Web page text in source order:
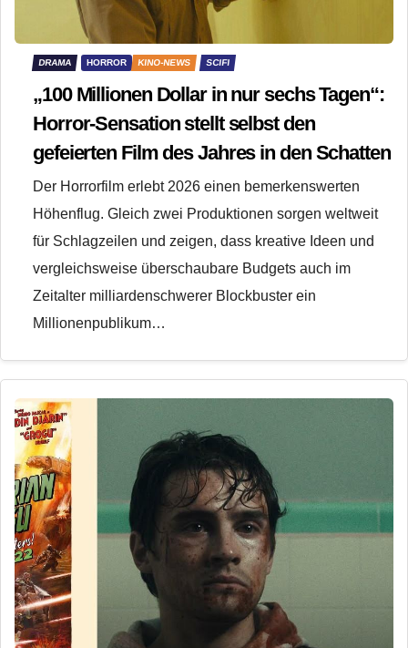
DRAMA HORROR KINO-NEWS SCIFI
„100 Millionen Dollar in nur sechs Tagen“:
Horror-Sensation stellt selbst den
gefeierten Film des Jahres in den Schatten
Der Horrorfilm erlebt 2026 einen bemerkenswerten
Höhenflug. Gleich zwei Produktionen sorgen weltweit
für Schlagzeilen und zeigen, dass kreative Ideen und
vergleichsweise überschaubare Budgets auch im
Zeitalter milliardenschwerer Blockbuster ein
Millionenpublikum…